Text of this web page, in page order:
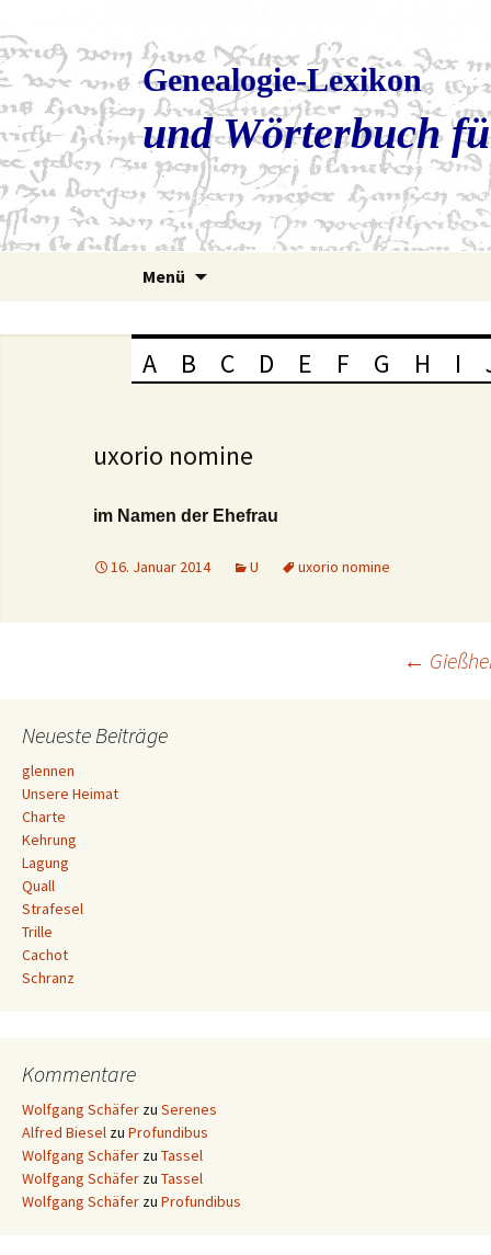
Genealogie-Lexikon
und Wörterbuch
Menü
A B C D E F G H I
uxorio nomine
im Namen der Ehefrau
16. Januar 2014 U uxorio nomine
Navigation
←
Neueste Beiträge
glennen
Unsere Heimat
Charte
Kehrung
Lagung
Quall
Strafesel
Trille
Cachot
Schranz
Kommentare
Wolfgang Schäfer zu Serenes
Alfred Biesel zu Profundibus
Wolfgang Schäfer zu Tassel
Wolfgang Schäfer zu Tassel
Wolfgang Schäfer zu Profundibus